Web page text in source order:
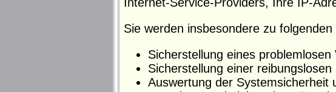
Sie werden insbesondere zu
Sicherstellung eines
Sicherstellung einer
Auswertung der Systemsicherheit